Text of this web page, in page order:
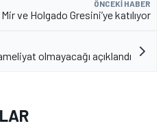
ÖNCEKI HABER
ve Holgado Gresini’ye katılıyor
olmayacağı açıklandı